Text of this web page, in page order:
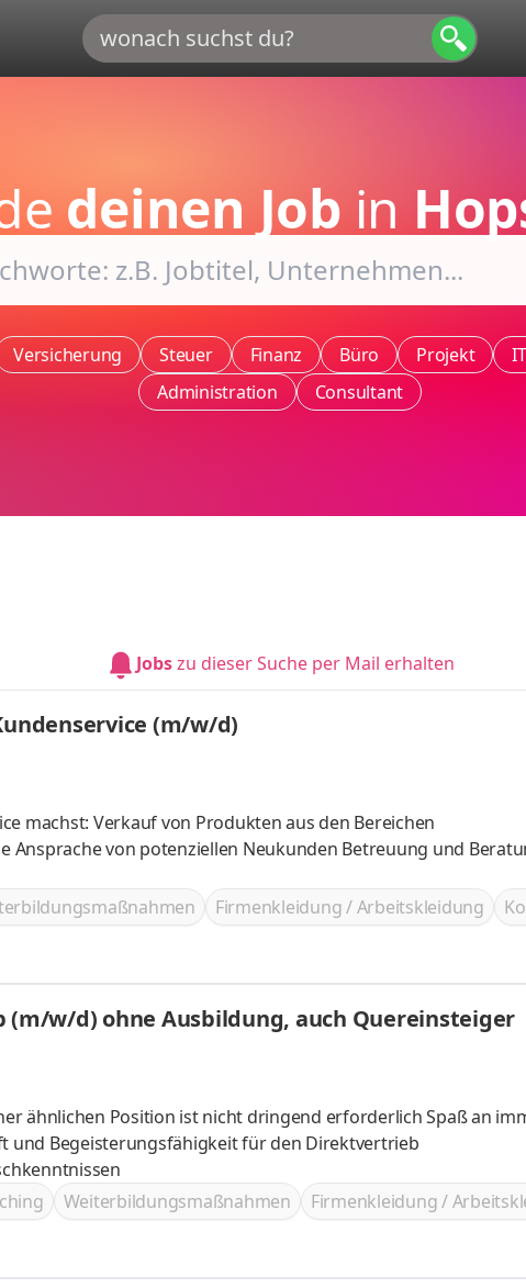
deinen Job in
Versicherung Steuer Finanz Büro Projekt
IT
Administration
Consultant
Jobszu dieser Suche per Mail erhalten
(m/w/d)
machst: Verkauf von Produkten aus den Bereichen
Ansprache von potenziellen Neukunden Betreuung und
Firmenkleidung / Arbeitskleidung
w/d) ohne Ausbildung, auch Quereinsteiger
Position ist nicht dringend erforderlich Spaß an immer
und Begeisterungsfähigkeit für den Direktvertrieb
Weiterbildungsmaßnahmen
Firmenkleidung /